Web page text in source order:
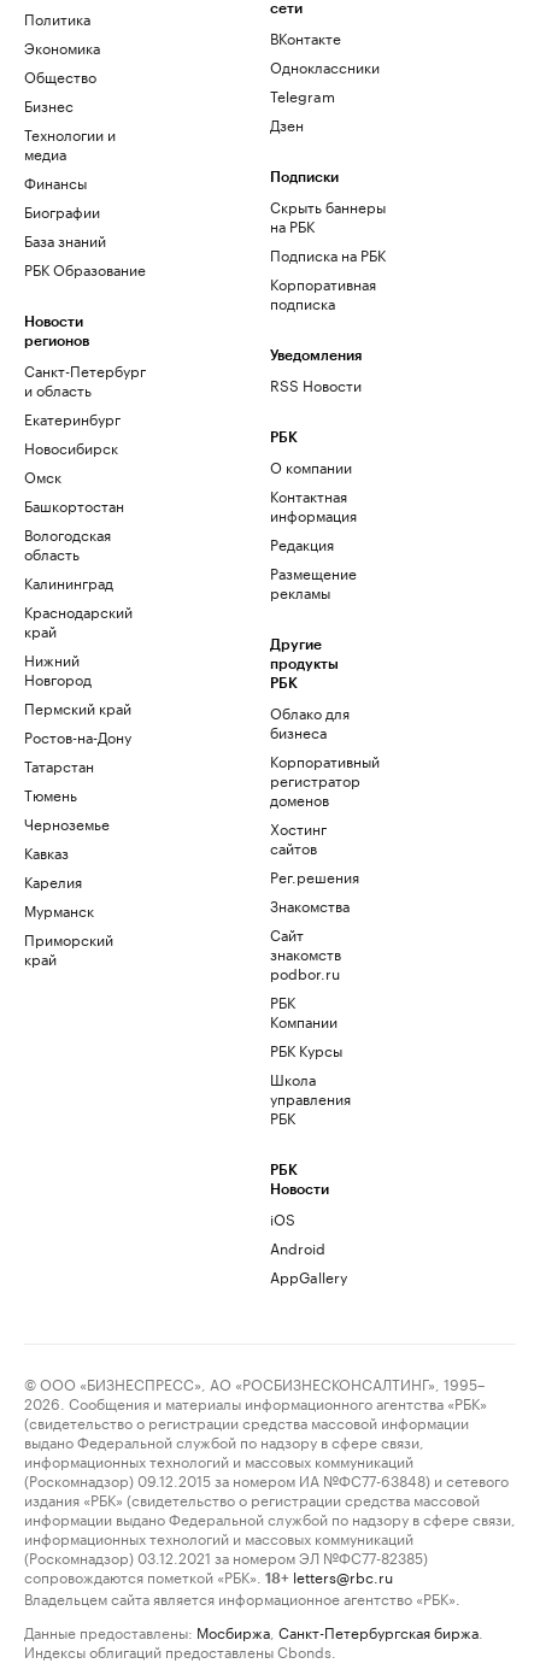
Политика
Экономика
Общество
Бизнес
Технологии и
медиа
Финансы
Биографии
База знаний
РБК Образование
Новости
регионов
Санкт-Петербург
и область
Екатеринбург
Новосибирск
Омск
Башкортостан
Вологодская
область
Калининград
Краснодарский
край
Нижний
Новгород
Пермский край
Ростов-на-Дону
Татарстан
Тюмень
Черноземье
Кавказ
Карелия
Мурманск
Приморский
край
сети
ВКонтакте
Одноклассники
Telegram
Дзен
Подписки
Скрыть баннеры
на РБК
Подписка на РБК
Корпоративная
подписка
Уведомления
RSS Новости
РБК
О компании
Контактная
информация
Редакция
Размещение
рекламы
Другие
продукты
РБК
Облако для
бизнеса
Корпоративный
регистратор
доменов
Хостинг
сайтов
Рег.решения
Знакомства
Сайт
знакомств
podbor.ru
РБК
Компании
РБК Курсы
Школа
управления
РБК
РБК
Новости
iOS
Android
AppGallery
© ООО «БИЗНЕСПРЕСС», АО «РОСБИЗНЕСКОНСАЛТИНГ», 1995–
2026. Сообщения и материалы информационного агентства «РБК»
(свидетельство о регистрации средства массовой информации
выдано Федеральной службой по надзору в сфере связи,
информационных технологий и массовых коммуникаций
(Роскомнадзор) 09.12.2015 за номером ИА №ФС77-63848) и сетевого
издания «РБК» (свидетельство о регистрации средства массовой
информации выдано Федеральной службой по надзору в сфере связи,
информационных технологий и массовых коммуникаций
(Роскомнадзор) 03.12.2021 за номером ЭЛ №ФС77-82385)
сопровождаются пометкой «РБК».
18+ letters@rbc.ru
Владельцем сайта является информационное агентство «РБК».
Данные предоставлены: Мосбиржа Санкт-Петербургская биржа
Индексы облигаций предоставлены Cbonds.